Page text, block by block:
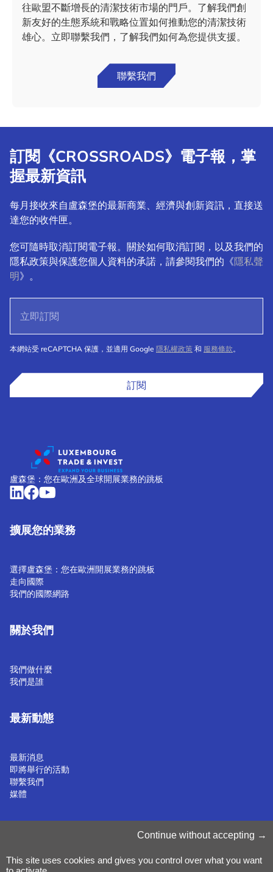
往歐盟不斷增長的清潔技術市場的門戶。了解我們創
新友好的生態系統和戰略位置如何推動您的清潔技術
雄心。立即聯繫我們，了解我們如何為您提供支援。
聯繫我們
訂閱《CROSSROADS》電子報，掌
握最新資訊
每月接收來自盧森堡的最新商業、經濟與創新資訊，直接送
達您的收件匣。
您可隨時取消訂閱電子報。關於如何取消訂閱，以及我們的
隱私政策與保護您個人資料的承諾，請參閱我們的《隱私聲
明》。
本網站受 reCAPTCHA 保護，並適用 Google 隱私權政策 和 服務條款。
訂閱
盧森堡：您在歐洲及全球開展業務的跳板
擴展您的業務
選擇盧森堡：您在歐洲開展業務的跳板
走向國際
我們的國際網路
關於我們
我們做什麼
我們是誰
最新動態
最新消息
即將舉行的活動
聯繫我們
媒體
隱私聲明
條款和條件
Continue without accepting
This site uses cookies and gives you control over what you want